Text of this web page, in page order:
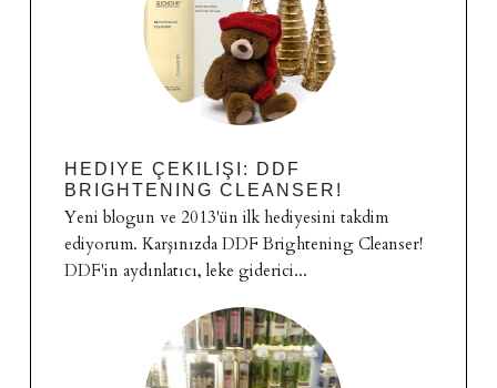
HEDIYE ÇEKILIŞI: DDF
BRIGHTENING CLEANSER!
Yeni blogun ve 2013'ün ilk hediyesini takdim
ediyorum. Karşınızda DDF Brightening Cleanser!
DDF'in aydınlatıcı, leke giderici...